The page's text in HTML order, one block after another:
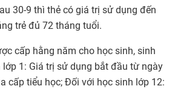
30-9 thì thẻ có giá trị sử dụng đến
trẻ đủ 72 tháng tuổi.
cấp hằng năm cho học sinh, sinh
1: Giá trị sử dụng bắt đầu từ ngày
cấp tiểu học; Đối với học sinh lớp 12: